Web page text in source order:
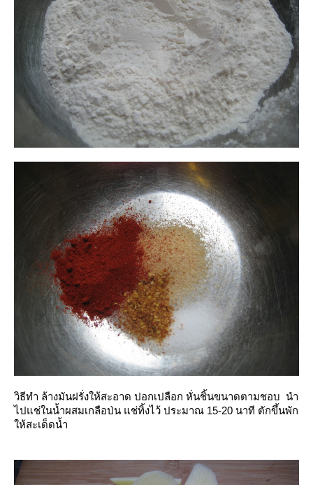
วิธีทำ ล้างมันฝรั่งให้สะอาด ปอกเปลือก หั่นชิ้นขนาดตามชอบ นำ
ไปแช่ในน้ำผสมเกลือป่น แช่ทิ้งไว้ ประมาณ 15-20 นาที ตักขึ้นพัก
ห้สะเด็ดน้ำ